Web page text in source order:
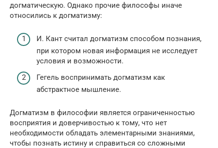
догматическую. Однако прочие философы иначе
относились к догматизму:
И. Кант считал догматизм способом познания,
при котором новая информация не исследует
условия и возможности.
Гегель воспринимать догматизм как
абстрактное мышление.
Догматизм в философии является ограниченностью
восприятия и доверчивостью к тому, что нет
необходимости обладать элементарными знаниями,
чтобы познать истину и справиться со сложными